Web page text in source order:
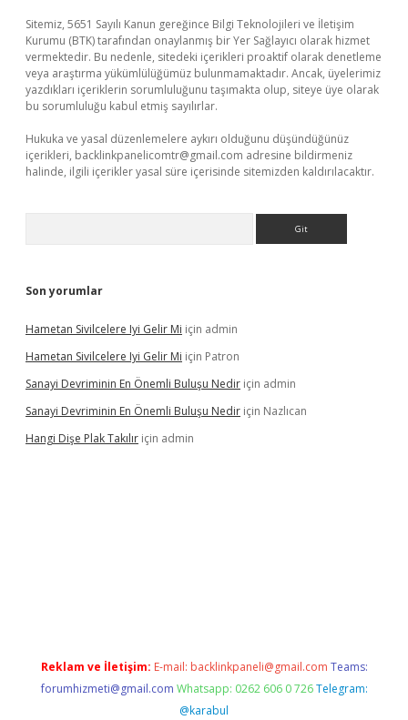
Sitemiz, 5651 Sayılı Kanun gereğince Bilgi Teknolojileri ve İletişim
Kurumu (BTK) tarafından onaylanmış bir Yer Sağlayıcı olarak hizmet
vermektedir. Bu nedenle, sitedeki içerikleri proaktif olarak denetleme
veya araştırma yükümlülüğümüz bulunmamaktadır. Ancak, üyelerimiz
yazdıkları içeriklerin sorumluluğunu taşımakta olup, siteye üye olarak
bu sorumluluğu kabul etmiş sayılırlar.
Hukuka ve yasal düzenlemelere aykırı olduğunu düşündüğünüz
içerikleri, backlinkpanelicomtr@gmail.com adresine bildirmeniz
halinde, ilgili içerikler yasal süre içerisinde sitemizden kaldırılacaktır.
Son yorumlar
Hametan Sivilcelere Iyi Gelir Mi için admin
Hametan Sivilcelere Iyi Gelir Mi için Patron
Sanayi Devriminin En Önemli Buluşu Nedir için admin
Sanayi Devriminin En Önemli Buluşu Nedir için Nazlıcan
Hangi Dişe Plak Takılır için admin
Reklam ve İletişim: E-mail: backlinkpaneli@gmail.com Teams:
forumhizmeti@gmail.com Whatsapp: 0262 606 0 726 Telegram:
@karabul